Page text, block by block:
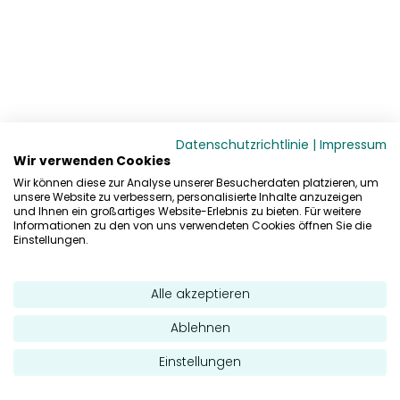
Datenschutzrichtlinie | Impressum
Wir verwenden Cookies
Wir können diese zur Analyse unserer Besucherdaten platzieren, um
unsere Website zu verbessern, personalisierte Inhalte anzuzeigen
und Ihnen ein großartiges Website-Erlebnis zu bieten. Für weitere
Informationen zu den von uns verwendeten Cookies öffnen Sie die
Einstellungen.
Alle akzeptieren
Ablehnen
Einstellungen